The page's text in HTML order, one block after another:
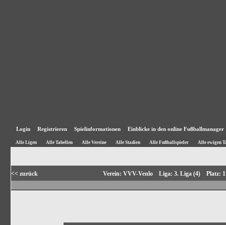
Login Registrieren Spielinformationen Einblicke in den online Fußballmanager
Alle Ligen Alle Tabellen Alle Vereine Alle Stadien Alle Fußballspieler Alle ewigen
<< zurück Verein: VVV-Venlo Liga: 3. Liga (4)